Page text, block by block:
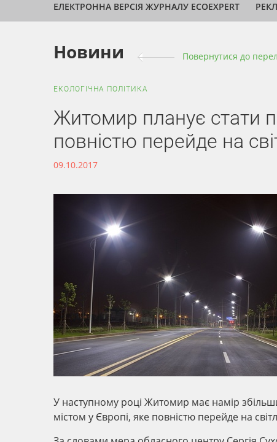
ЕЛЕКТРОННА ВЕРСІЯ ЖУРНАЛУ ECOEXPERT
Новини Повернутися до
ЕКОЛОГІЧНА ПОЛІТИКА
Житомир планує стати
повністю перейде на
09.10.2017
У наступному році Житомир має намір
містом у Європі, яке повністю перейде на